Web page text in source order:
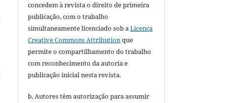
concedem à revista o direito de primeira
publicação, com o trabalho
simultaneamente licenciado sob aLicença
Creative Commons Attributionque
permite o compartilhamento do trabalho
com reconhecimento da autoria e
publicação inicial nesta revista.
b. Autores têm autorização para assumir